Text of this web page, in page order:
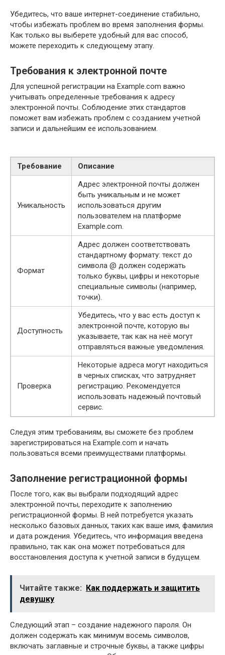
Убедитесь, что ваше интернет-соединение стабильно,
чтобы избежать проблем во время заполнения формы.
Как только вы выберете удобный для вас способ,
можете переходить к следующему этапу.
Требования к электронной почте
Для успешной регистрации на Example.com важно
учитывать определенные требования к адресу
электронной почты. Соблюдение этих стандартов
поможет вам избежать проблем с созданием учетной
записи и дальнейшим ее использованием.
Требование Описание
Уникальность
Адрес электронной почты должен
быть уникальным и не может
использоваться другим
пользователем на платформе
Example.com.
Формат
Адрес должен соответствовать
стандартному формату: текст до
символа @ должен содержать
только буквы, цифры и некоторые
специальные символы (например,
точки).
Доступность
Убедитесь, что у вас есть доступ к
электронной почте, которую вы
указываете, так как на неё могут
отправляться важные уведомления.
Проверка
Некоторые адреса могут находиться
в черных списках, что затрудняет
регистрацию. Рекомендуется
использовать надежный почтовый
сервис.
Следуя этим требованиям, вы сможете без проблем
зарегистрироваться на Example.com и начать
пользоваться всеми преимуществами платформы.
Заполнение регистрационной формы
После того, как вы выбрали подходящий адрес
электронной почты, переходите к заполнению
регистрационной формы. В ней потребуется указать
несколько базовых данных, таких как ваше имя, фамилия
и дата рождения. Убедитесь, что информация введена
правильно, так как она может потребоваться для
восстановления доступа к учетной записи в будущем.
Читайте также: Как поддержать и защитить
девушку
Следующий этап – создание надежного пароля. Он
должен содержать как минимум восемь символов,
включать заглавные и строчные буквы, а также цифры